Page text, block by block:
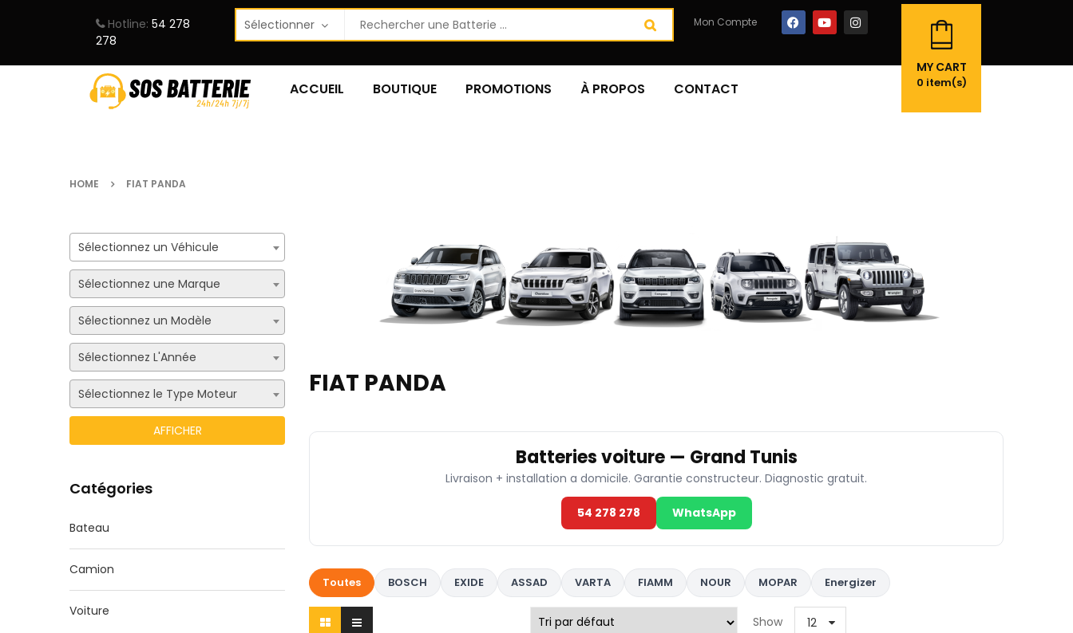
Hotline: 54 278
278
Mon Compte
ACCUEIL BOUTIQUE PROMOTIONS À PROPOS CONTACT
MY CART
0 item(s)
HOME FIAT PANDA
Sélectionnez un Véhicule
Sélectionnez une Marque
Sélectionnez un Modèle
Sélectionnez L'Année
Sélectionnez le Type Moteur
Catégories
Bateau
Camion
Voiture
FIAT PANDA
Batteries voiture — Grand Tunis
Livraison + installation a domicile. Garantie constructeur. Diagnostic gratuit.
54 278 278 WhatsApp
Toutes BOSCH EXIDE ASSAD VARTA FIAMM NOUR MOPAR Energizer
Show 12